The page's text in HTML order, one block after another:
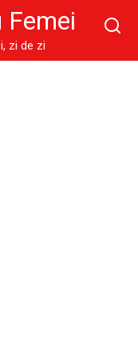
Femei
zi de zi